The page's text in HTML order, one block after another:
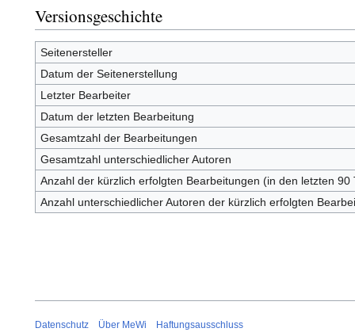
Versionsgeschichte
Seitenersteller
Datum der Seitenerstellung
Letzter Bearbeiter
Datum der letzten Bearbeitung
Gesamtzahl der Bearbeitungen
Gesamtzahl unterschiedlicher Autoren
Anzahl der kürzlich erfolgten Bearbeitungen (in den letzten 90
Anzahl unterschiedlicher Autoren der kürzlich erfolgten
Datenschutz Über MeWi Haftungsausschluss